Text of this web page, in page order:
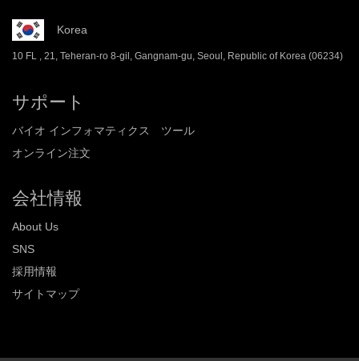
Korea
10 FL , 21, Teheran-ro 8-gil, Gangnam-gu, Seoul, Republic of Korea (06234)
サポート
バイオ インフォマティクス ツール
オンライン注文
会社情報
About Us
SNS
採用情報
サイトマップ